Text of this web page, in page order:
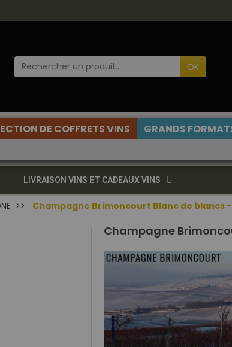
OK
DE COFFRETS VINS
GRANDS
LIVRAISON VINS ET CADEAUX VINS
Champagne Brimoncourt Blanc de blancs
Champagne